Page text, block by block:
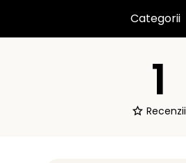
Categorii
1
Recenzii